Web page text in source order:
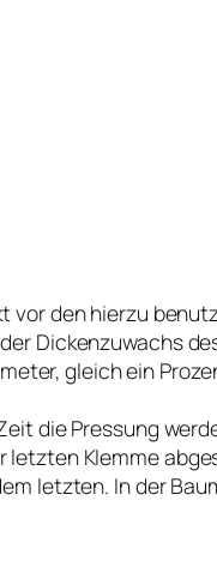
vor den hierzu
Dickenzuwachs
gleich ein
die Pressung
letzten Klemme
letzten. In der